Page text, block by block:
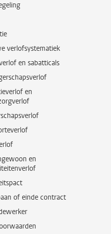
verlofsystematiek
en sabatticals
en
en
of einde contract